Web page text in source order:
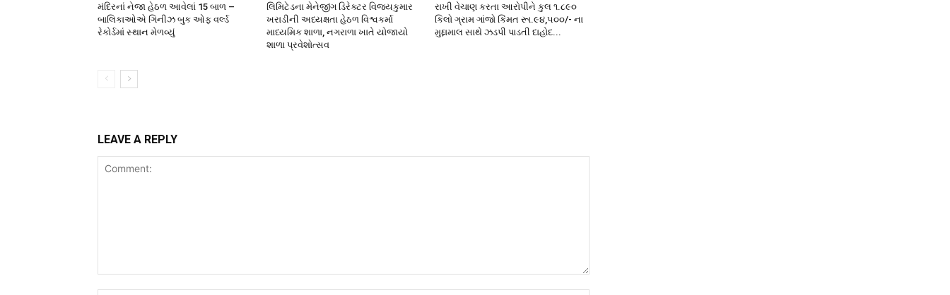
મંદિરનાં નેજા હેઠળ આવેલાં 15 બાળ –
બાલિકાઓએ ગિનીઝ બુક ઓફ વર્લ્ડ
રેકોર્ડમાં સ્થાન મેળવ્યું
લિમિટેડના મેનેજીંગ ડિરેક્ટર વિજયકુમાર
ખરાડીની અધ્યક્ષતા હેઠળ વિશ્વકર્મા
માધ્યમિક શાળા, નગરાળા ખાતે યોજાયો
શાળા પ્રવેશોત્સવ
રાખી વેચાણ કરતા આરોપીને કુલ ૧.૮૯૦
કિલો ગ્રામ ગાંજો કિંમત રૂા.૯૪,૫૦૦/- ના
મુદ્દામાલ સાથે ઝડપી પાડતી દાહોદ...
LEAVE A REPLY